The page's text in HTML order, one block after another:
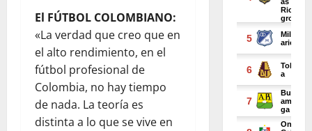
El FÚTBOL COLOMBIANO:
«La verdad que creo que en
el alto rendimiento, en el
fútbol profesional de
Colombia, no hay tiempo
de nada. La teoría es
distinta a lo que se vive en